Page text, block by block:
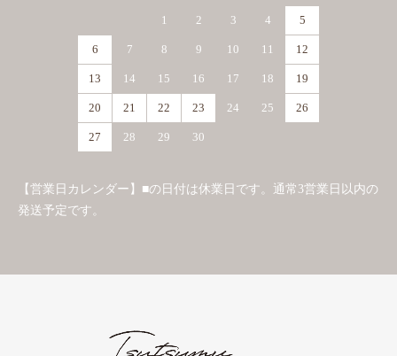
1 2 3 4 5
6 7 8 9 10 11 12
13 14 15 16 17 18 19
20 21 22 23 24 25 26
27 28 29 30
【営業日カレンダー】■の日付は休業日です。通常3営業日以内の
発送予定です。